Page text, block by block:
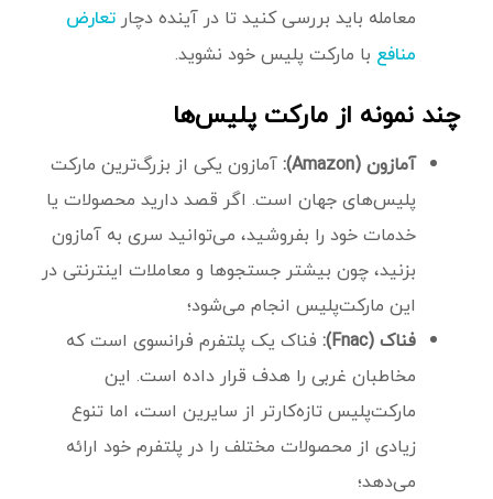
معامله باید بررسی کنید تا در آینده دچار تعارض
منافع با مارکت پلیس خود نشوید.
چند نمونه‌ از مارکت پلیس‌‌ها
آمازون (Amazon):
آمازون یکی از بزرگ‌ترین مارکت
پلیس‌های جهان است. اگر قصد دارید محصولات یا
خدمات خود را بفروشید، می‌توانید سری به آمازون
بزنید، چون بیشتر جستجوها و معاملات اینترنتی در
این مارکت‌پلیس انجام می‌شود؛
فناک (Fnac):
فناک یک پلتفرم فرانسوی است که
مخاطبان غربی را هدف قرار داده است. این
مارکت‌پلیس تازه‌کارتر از سایرین است، اما تنوع
زیادی از محصولات مختلف را در پلتفرم خود ارائه
می‌دهد؛